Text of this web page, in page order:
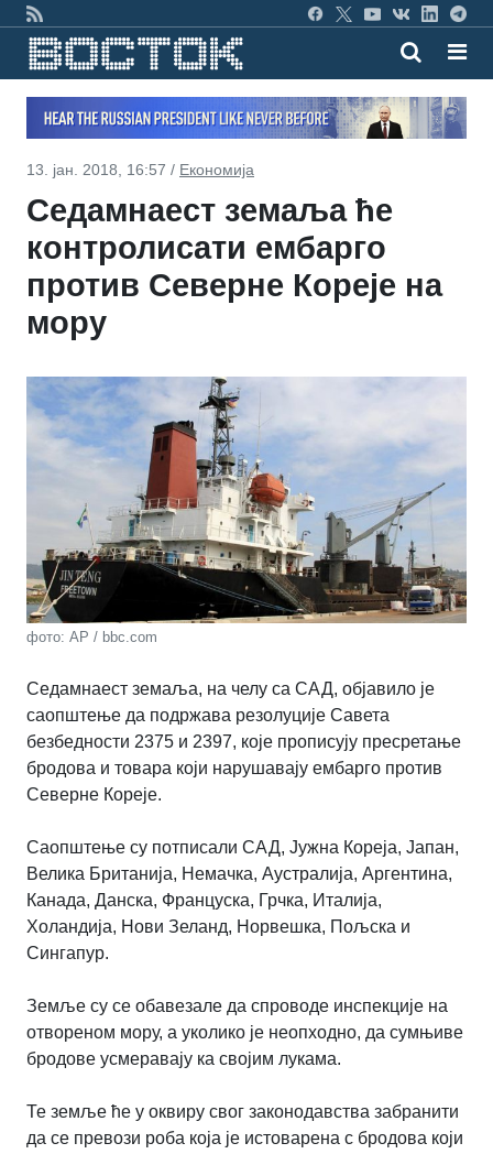
13. јан. 2018, 16:57 / Економија
Седамнаест земаља ће
контролисати ембарго
против Северне Кореје на
мору
фото: AP / bbc.com
Седамнаест земаља, на челу са САД, објавило је
саопштење да подржава резолуције Савета
безбедности 2375 и 2397, које прописују пресретање
бродова и товара који нарушавају ембарго против
Северне Кореје.
Саопштење су потписали САД, Јужна Кореја, Јапан,
Велика Британија, Немачка, Аустралија, Аргентина,
Канада, Данска, Француска, Грчка, Италија,
Холандија, Нови Зеланд, Норвешка, Пољска и
Сингапур.
Земље су се обавезале да спроводе инспекције на
отвореном мору, а уколико је неопходно, да сумњиве
бродове усмеравају ка својим лукама.
Те земље ће у оквиру свог законодавства забранити
да се превози роба која је истоварена с бродова који